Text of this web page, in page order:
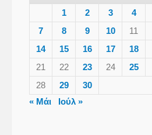
1
2 3 4
7
8 9 10 11
14
15 16 17 18
21
22 23 24 25
28
29
30
« Μάι
Ιούλ »